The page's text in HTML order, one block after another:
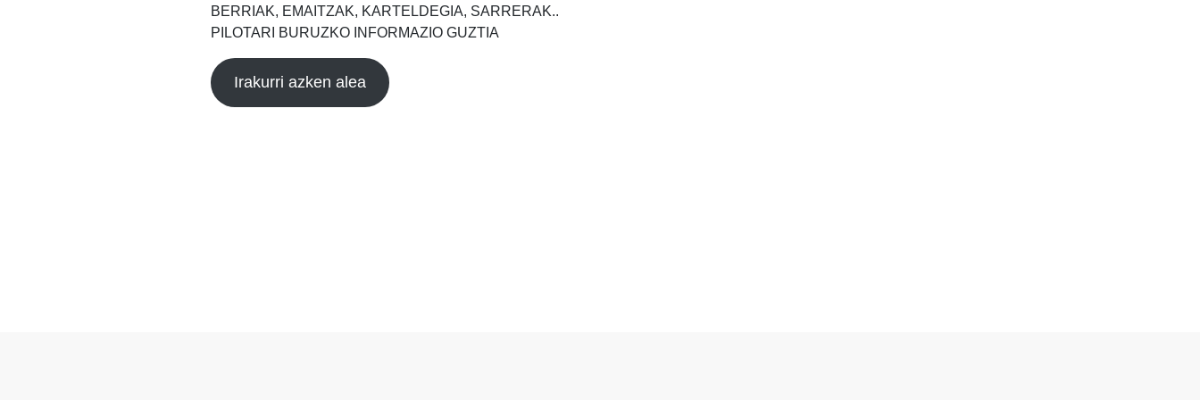
BERRIAK, EMAITZAK, KARTELDEGIA, SARRERAK..
PILOTARI BURUZKO INFORMAZIO GUZTIA
Irakurri azken alea